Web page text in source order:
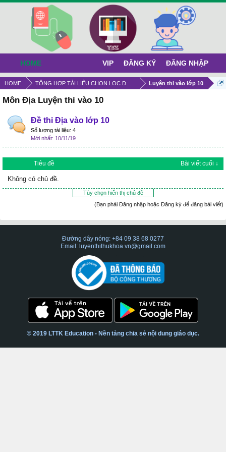
HOME TỔNG HỢP TÀI LIỆU CHỌN LỌC ĐỂ TỰ HỌCLuyện thi vào lớp 10
Môn Địa Luyện thi vào 10
Đề thi Địa vào lớp 10
Số lượng tài liệu: 4
10/11/19
Tiêu đề Bài viết cuối ↓
Không có chủ đề.
Tùy chọn hiển thị chủ đề
(Bạn phải Đăng nhập hoặc Đăng ký để đăng bài viết)
HOME VIP ĐĂNG KÝ ĐĂNG NHẬP
Đường dây nóng: +84 09 38 68 0277
Email: luyenthithukhoa.vn@gmail.com
© 2019 LTTK Education - Nền tảng chia sẻ nội dung giáo dục.